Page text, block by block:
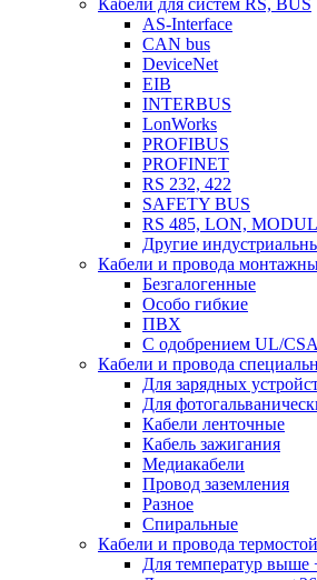
AS-Interface
CAN bus
DeviceNet
EIB
INTERBUS
LonWorks
PROFIBUS
PROFINET
RS 232, 422
SAFETY BUS
RS 485, LON,
Другие
Кабели и провода
Безгалогенные
Особо гибкие
ПВХ
С одобрением UL/CSA
Кабели и провода
Для зарядных
Для
Кабели ленточные
Кабель зажигания
Медиакабели
Провод заземления
Разное
Спиральные
Кабели и провода
Для температур выше